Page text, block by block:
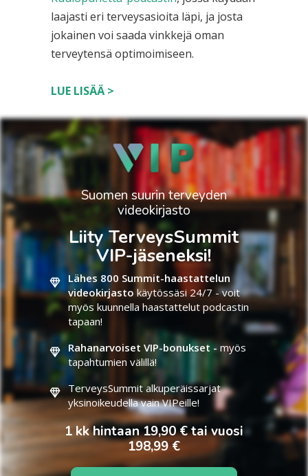
laajasti eri terveysasioita läpi, ja josta
jokainen voi saada vinkkejä oman
terveytensä optimoimiseen.
LUE LISÄÄ >
Suomen suurin terveyden
videokirjasto
Liity TerveysSummit
VIP-jäseneksi!
Lähes 800 Summit-haastattelun
videokirjasto käytössäsi 24/7 - voit
myös kuunnella haastattelut podcastin
tapaan!
Rahanarvoiset VIP-bonukset -myös
tapahtumien välillä!
TerveysSummit alkuperäissarjat
yksinoikeudella vain VIPeille!
1 kk hintaan 19,90 € tai vuosi
198,99 €